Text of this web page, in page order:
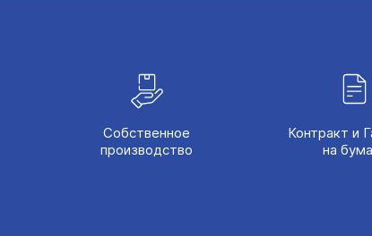
Собственное
производство
Контракт и
на